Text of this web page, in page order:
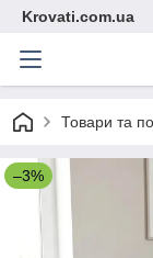
Krovati.com.ua
Товари та
–3%